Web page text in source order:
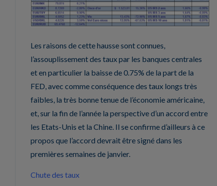
Les raisons de cette hausse sont connues,
l’assouplissement des taux par les banques centrales
et en particulier la baisse de 0.75% de la part de la
FED, avec comme conséquence des taux longs très
faibles, la très bonne tenue de l’économie américaine,
et, sur la fin de l’année la perspective d’un accord entre
les Etats-Unis et la Chine. Il se confirme d’ailleurs à ce
propos que l’accord devrait être signé dans les
premières semaines de janvier.
Chute des taux